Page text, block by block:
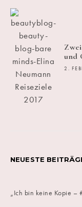
und
2.
NEUESTE
„Ich bin keine Kopie –